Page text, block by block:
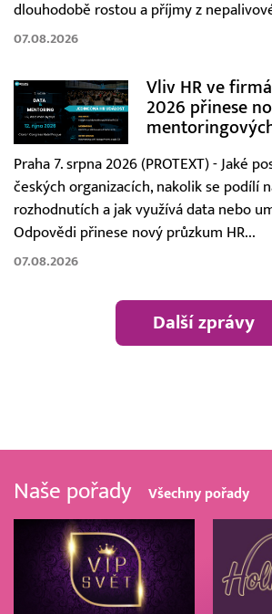
dlouhodobě rostou a příjmy z
07.08.2026
Vliv HR ve
2026 přinese
Praha 7. srpna 2026 (PROTEXT) - Jaké
českých organizacích, nakolik se podílí
rozhodnutích a jak využívá data nebo
Odpovědi přinese nový průzkum HR...
07.08.2026
Další zprávy
Naše pořady Všechny pořady